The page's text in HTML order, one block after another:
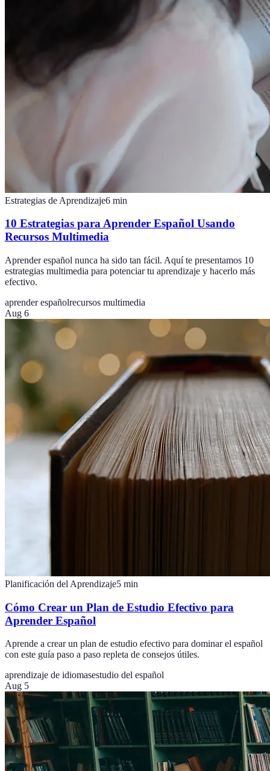
Estrategias de Aprendizaje6 min
10 Estrategias para Aprender Español Usando
Recursos Multimedia
Aprender español nunca ha sido tan fácil. Aquí te presentamos 10
estrategias multimedia para potenciar tu aprendizaje y hacerlo más
efectivo.
aprender españolrecursos multimedia
Aug 6
Planificación del Aprendizaje5 min
Cómo Crear un Plan de Estudio Efectivo para
Aprender Español
Aprende a crear un plan de estudio efectivo para dominar el español
con este guía paso a paso repleta de consejos útiles.
aprendizaje de idiomasestudio del español
Aug 5